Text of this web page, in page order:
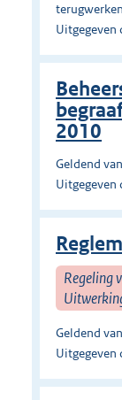
Uitgegeven
2010
Geldend
Uitgegeven
Regeling
Geldend
Uitgegeven